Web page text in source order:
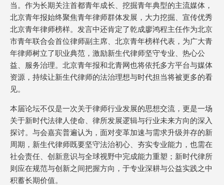
当。作为长期关注首都青年成长、挖掘青年典型的主流媒体，
北京青年报始终聚焦青年律师群体发展，大力挖掘、宣传优秀
北京青年律师榜样。发言中还肯定了乾成廖鸿程主任作为北京
市青年联合会首位律师副主席、北京青年榜样代表，为广大青
年律师树立了职业典范，激励新生代律师坚守专业、热心公
益、服务治理。北京青年报和北青网也将依托多方平台与媒体
资源，持续让新生代律师的法治理想与时代担当将被更多的看
见。
本届论坛不仅是一次关于律师行业发展的思想交流，更是一场
关于新时代法律人使命、律所发展逻辑与行业未来方向的深入
探讨。与会嘉宾普遍认为，面对变革加速与需求升级并存的新
周期，新生代律师既要坚守法治初心、夯实专业能力，也需在
社会责任、创新意识与全球视野中完成能力重塑；新时代律所
则应在规范与创新之间把握方向，于专业深耕与公益实践之中
积蓄长期价值。